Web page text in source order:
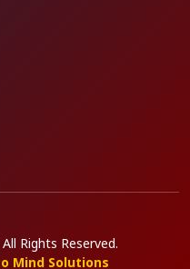
All Rights Reserved.
Mind Solutions